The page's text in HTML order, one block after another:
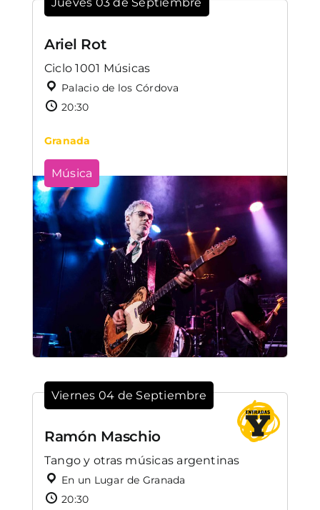
Ariel Rot
Ciclo 1001 Músicas
Palacio de los Córdova
20:30
Granada
Música
Viernes 04 de Septiembre
Ramón Maschio
Tango y otras músicas argentinas
En un Lugar de Granada
20:30